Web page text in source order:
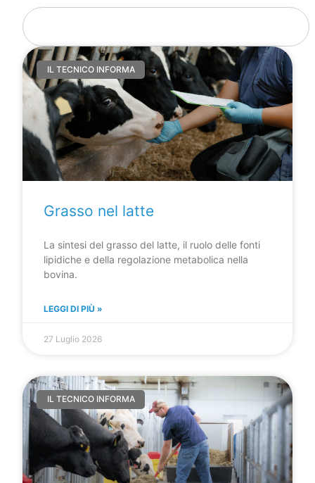
IL TECNICO INFORMA
Grasso nel latte
La sintesi del grasso del latte, il ruolo delle fonti
lipidiche e della regolazione metabolica nella
bovina.
LEGGI DI PIÙ »
27 Luglio 2026
IL TECNICO INFORMA